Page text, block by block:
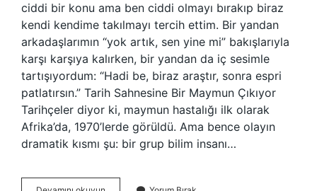
ciddi bir konu ama ben ciddi olmayı bırakıp biraz
kendi kendime takılmayı tercih ettim. Bir yandan
arkadaşlarımın “yok artık, sen yine mi” bakışlarıyla
karşı karşıya kalırken, bir yandan da iç sesimle
tartışıyordum: “Hadi be, biraz araştır, sonra espri
patlatırsın.” Tarih Sahnesine Bir Maymun Çıkıyor
Tarihçeler diyor ki, maymun hastalığı ilk olarak
Afrika’da, 1970’lerde görüldü. Ama bence olayın
dramatik kısmı şu: bir grup bilim insanı…